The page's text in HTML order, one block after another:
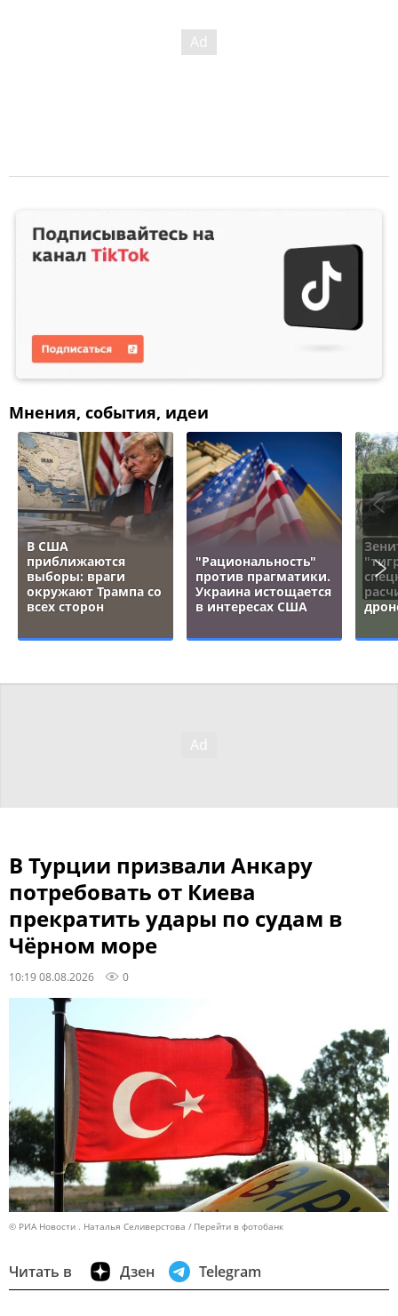
Мнения, события, идеи
В США
приближаются
выборы: враги
окружают Трампа со
всех сторон
"Рациональность"
против прагматики.
Украина истощается
в интересах США
В Турции призвали Анкару
потребовать от Киева
прекратить удары по судам в
Чёрном море
10:19 08.08.2026 0
© РИА Новости . Наталья Селиверстова Перейти в фотобанк
Читать в Дзен Telegram